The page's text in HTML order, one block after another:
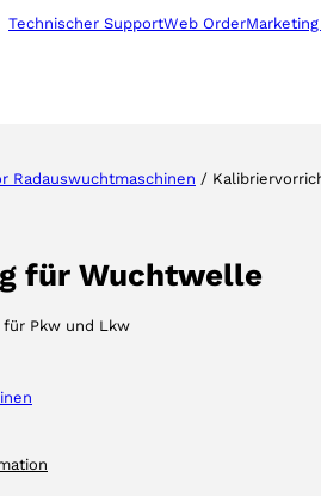
Technischer SupportWeb Order
Radauswuchtmaschinen /
für Wuchtwelle
Pkw und Lkw